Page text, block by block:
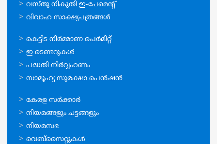
വസ്തു നികുതി ഇ-പേമെന്റ്
വിവാഹ സാക്ഷ്യപത്രങ്ങള്‍
ഓണ്‍ലൈന്‍
സേവനങ്ങള്‍
കെട്ടിട നിര്‍മ്മാണ പെര്‍മിറ്റ്‌
ഇ ടെണ്ടറുകള്‍
പദ്ധതി നിര്‍വ്വഹണം
സാമൂഹ്യ സുരക്ഷാ പെന്‍ഷന്‍
ഉപയോഗപ്രദമായ
കണ്ണികള്‍
കേരള സര്‍ക്കാര്‍
നിയമങ്ങളും ചട്ടങ്ങളും
നിയമസഭ
വെബ്സൈറ്റുകള്‍